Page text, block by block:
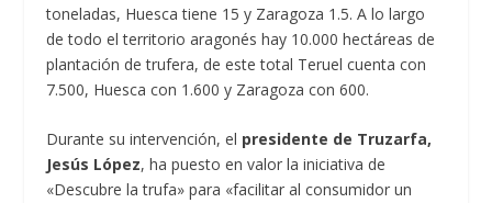
toneladas, Huesca tiene 15 y Zaragoza 1.5. A lo largo
de todo el territorio aragonés hay 10.000 hectáreas de
plantación de trufera, de este total Teruel cuenta con
7.500, Huesca con 1.600 y Zaragoza con 600.
Durante su intervención, el presidente de Truzarfa,
Jesús López, ha puesto en valor la iniciativa de
«Descubre la trufa» para «facilitar al consumidor un